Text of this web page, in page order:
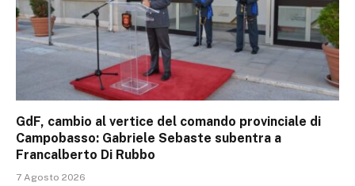
GdF, cambio al vertice del comando provinciale di
Campobasso: Gabriele Sebaste subentra a
Francalberto Di Rubbo
7 Agosto 2026